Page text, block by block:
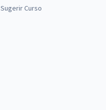
Sugerir Curso